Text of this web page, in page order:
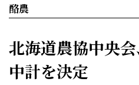
酪農
北海道農協中央
中計を決定